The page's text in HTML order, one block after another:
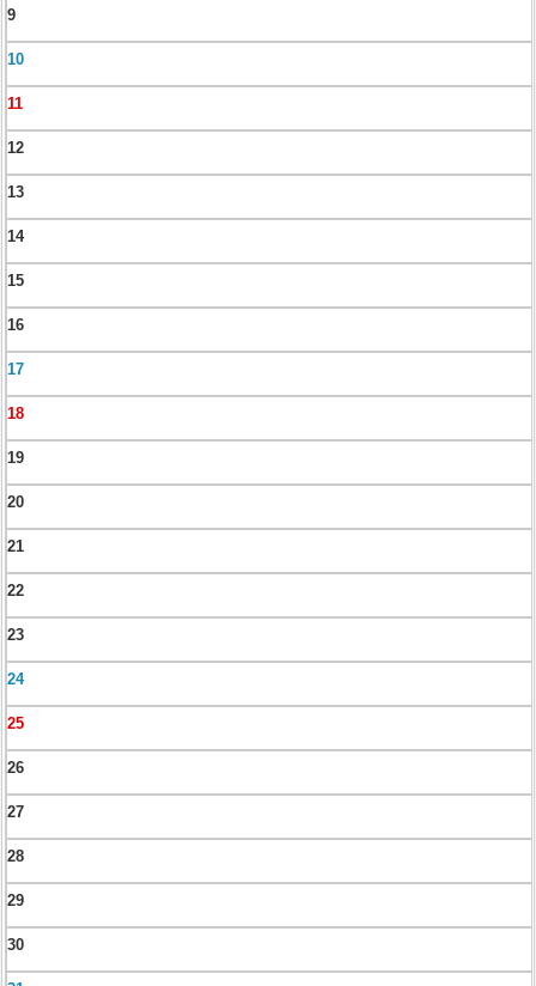
9
10
11
12
13
14
15
16
17
18
19
20
21
22
23
24
25
26
27
28
29
30